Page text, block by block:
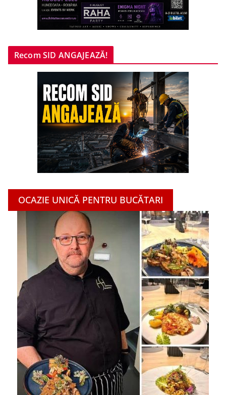
Recom SID ANGAJEAZĂ!
OCAZIE UNICĂ PENTRU BUCĂTARI